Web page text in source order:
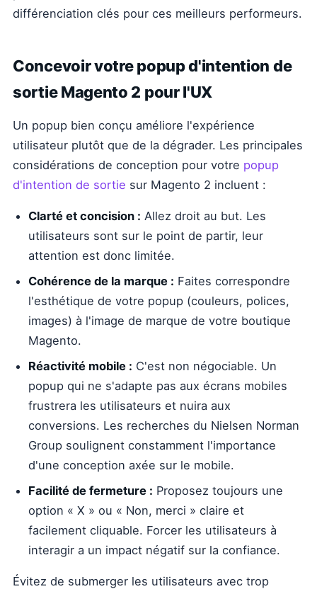
différenciation clés pour ces meilleurs performeurs.
Concevoir votre popup d'intention de
sortie Magento 2 pour l'UX
Un popup bien conçu améliore l'expérience
utilisateur plutôt que de la dégrader. Les principales
considérations de conception pour votre popup
d'intention de sortie sur Magento 2 incluent :
Clarté et concision : Allez droit au but. Les
utilisateurs sont sur le point de partir, leur
attention est donc limitée.
Cohérence de la marque : Faites correspondre
l'esthétique de votre popup (couleurs, polices,
images) à l'image de marque de votre boutique
Magento.
Réactivité mobile : C'est non négociable. Un
popup qui ne s'adapte pas aux écrans mobiles
frustrera les utilisateurs et nuira aux
conversions. Les recherches du Nielsen Norman
Group soulignent constamment l'importance
d'une conception axée sur le mobile.
Facilité de fermeture : Proposez toujours une
option « X » ou « Non, merci » claire et
facilement cliquable. Forcer les utilisateurs à
interagir a un impact négatif sur la confiance.
Évitez de submerger les utilisateurs avec trop